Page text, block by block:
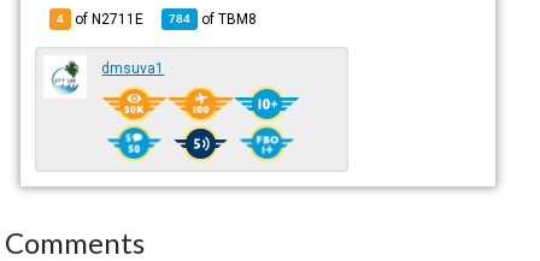
4 of N2711E 784 ofTBM8
dmsuva1
Comments